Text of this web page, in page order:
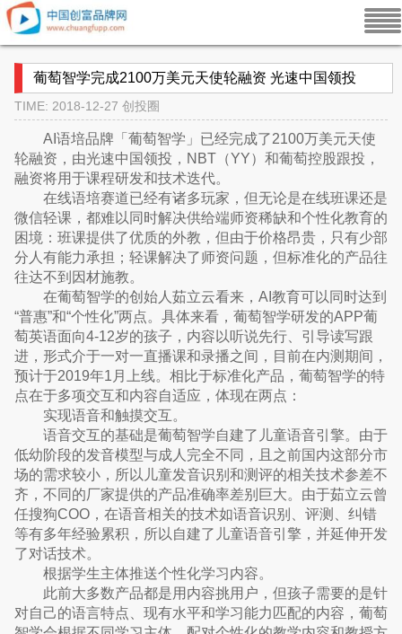
葡萄智学完成2100万美元天使轮融资 光速中国领投
TIME: 2018-12-27 创投圈
AI语培品牌「葡萄智学」已经完成了2100万美元天使
轮融资，由光速中国领投，NBT（YY）和葡萄控股跟投，
融资将用于课程研发和技术迭代。
在线语培赛道已经有诸多玩家，但无论是在线班课还是
微信轻课，都难以同时解决供给端师资稀缺和个性化教育的
困境：班课提供了优质的外教，但由于价格昂贵，只有少部
分人有能力承担；轻课解决了师资问题，但标准化的产品往
往达不到因材施教。
在葡萄智学的创始人茹立云看来，AI教育可以同时达到
“普惠”和“个性化”两点。具体来看，葡萄智学研发的APP葡
萄英语面向4-12岁的孩子，内容以听说先行、引导读写跟
进，形式介于一对一直播课和录播之间，目前在内测期间，
预计于2019年1月上线。相比于标准化产品，葡萄智学的特
点在于多项交互和内容自适应，体现在两点：
实现语音和触摸交互。
语音交互的基础是葡萄智学自建了儿童语音引擎。由于
低幼阶段的发音模型与成人完全不同，且之前国内这部分市
场的需求较小，所以儿童发音识别和测评的相关技术参差不
齐，不同的厂家提供的产品准确率差别巨大。由于茹立云曾
任搜狗COO，在语音相关的技术如语音识别、评测、纠错
等有多年经验累积，所以自建了儿童语音引擎，并延伸开发
了对话技术。
根据学生主体推送个性化学习内容。
此前大多数产品都是用内容挑用户，但孩子需要的是针
对自己的语言特点、现有水平和学习能力匹配的内容，葡萄